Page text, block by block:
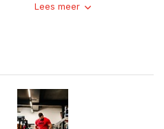
Lees meer